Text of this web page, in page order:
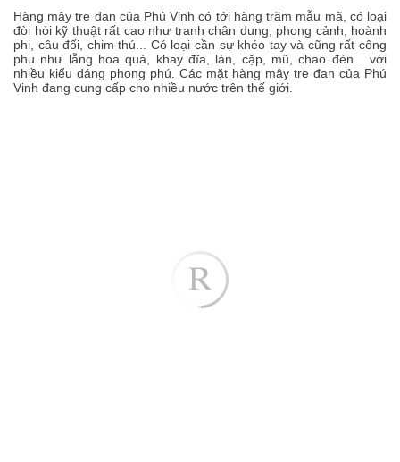
Hàng mây tre đan của Phú Vinh có tới hàng trăm mẫu mã, có loại
đòi hỏi kỹ thuật rất cao như tranh chân dung, phong cảnh, hoành
phi, câu đối, chim thú... Có loại cần sự khéo tay và cũng rất công
phu như lẵng hoa quả, khay đĩa, làn, cặp, mũ, chao đèn... với
nhiều kiểu dáng phong phú. Các mặt hàng mây tre đan của Phú
Vinh đang cung cấp cho nhiều nước trên thế giới.